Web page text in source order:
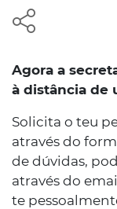
Agora a
à distância de
Solicita o teu
através do
de dúvidas,
através do email
te